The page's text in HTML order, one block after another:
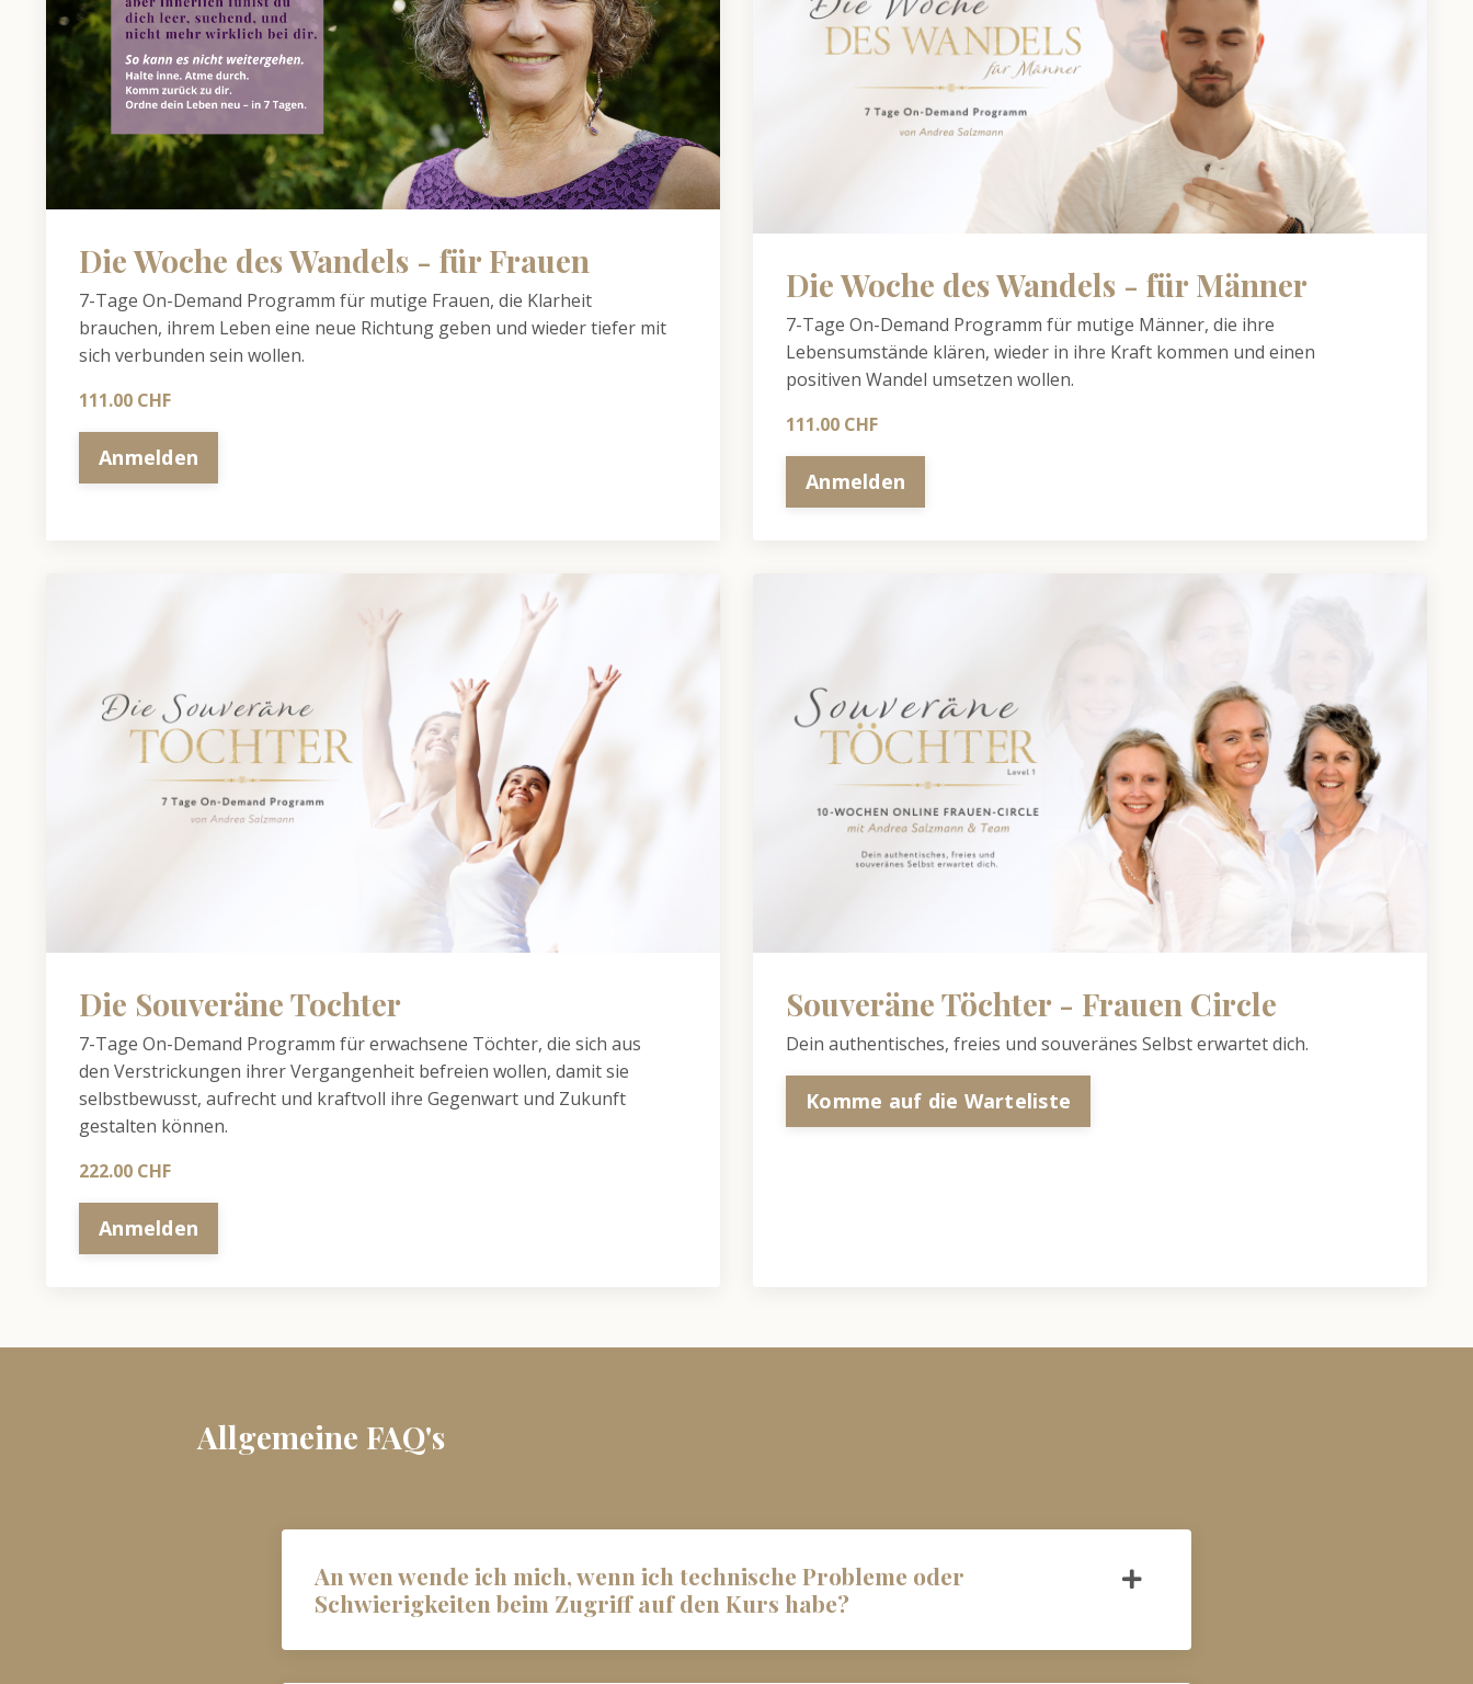
Die Woche des Wandels - für Frauen
7-Tage On-Demand Programm für mutige Frauen, die Klarheit
brauchen, ihrem Leben eine neue Richtung geben und wieder tiefer mit
sich verbunden sein wollen.
111.00 CHF
Anmelden
Die Woche des Wandels - für Männer
7-Tage On-Demand Programm für mutige Männer, die ihre
Lebensumstände klären, wieder in ihre Kraft kommen und einen
positiven Wandel umsetzen wollen.
111.00 CHF
Anmelden
Die Souveräne Tochter
7-Tage On-Demand Programm für erwachsene Töchter, die sich aus
den Verstrickungen ihrer Vergangenheit befreien wollen, damit sie
selbstbewusst, aufrecht und kraftvoll ihre Gegenwart und Zukunft
gestalten können.
222.00 CHF
Anmelden
Souveräne Töchter - Frauen Circle
Dein authentisches, freies und souveränes Selbst erwartet dich.
Komme auf die Warteliste
Allgemeine FAQ's
An wen wende ich mich, wenn ich technische Probleme oder
Schwierigkeiten beim Zugriff auf den Kurs habe?